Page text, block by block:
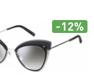
-12%